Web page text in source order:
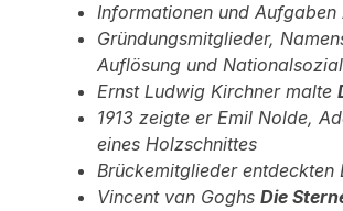
Informationen und Aufgaben
Gründungsmitglieder,
Auflösung und
Ernst Ludwig Kirchner malte
1913 zeigte er Emil Nolde,
eines Holzschnittes
Brückemitglieder
Vincent van Goghs Die